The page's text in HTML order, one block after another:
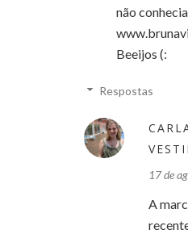
não
Beeijos (:
Respostas
17 de
A